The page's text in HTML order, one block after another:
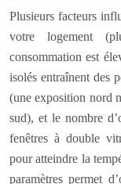
Plusieurs facteurs
votre logement
consommation est
isolés entraînent des
(une exposition nord
sud), et le nombre
fenêtres à double
pour atteindre la
paramètres permet